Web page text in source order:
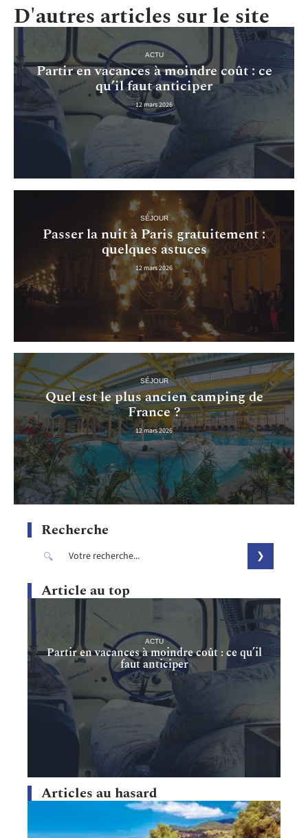
D'autres articles sur le site
ACTU
Partir en vacances à moindre coût : ce
qu’il faut anticiper
12 mars 2026
SÉJOUR
Passer la nuit à Paris gratuitement :
quelques astuces
12 mars 2026
SÉJOUR
Quel est le plus ancien camping de
France ?
12 mars 2026
Recherche
Article au top
ACTU
Partir en vacances à moindre coût : ce qu’il
faut anticiper
Articles au hasard